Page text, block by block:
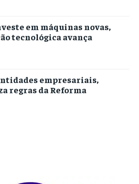
em máquinas novas,
tecnológica avança
empresariais,
regras da Reforma